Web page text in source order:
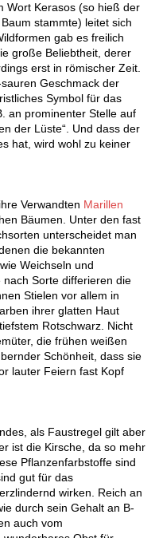
Wort Kerasos (so hieß der
stammte) leitet sich
gab es freilich
große Beliebtheit, derer
erst in römischer Zeit.
Geschmack der
Symbol für das
an prominenter Stelle auf
der Lüste“. Und dass der
hat, wird wohl zu keiner
Verwandten Marillen
Bäumen. Unter den fast
unterscheidet man
die bekannten
Weichseln und
Sorte differieren die
Stielen vor allem in
ihrer glatten Haut
Rotschwarz. Nicht
die frühen weißen
Schönheit, dass sie
lauter Feiern fast Kopf
als Faustregel gilt aber
ist die Kirsche, da so mehr
Pflanzenfarbstoffe sind
gut für das
wirken. Reich an
durch sein Gehalt an B-
auch vom